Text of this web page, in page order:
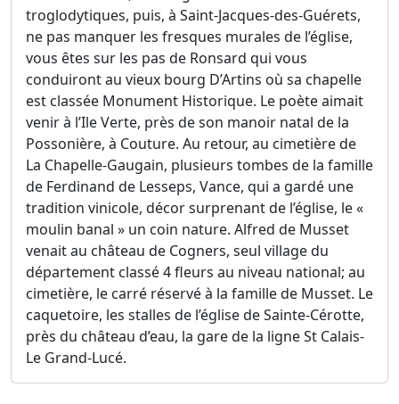
troglodytiques, puis, à Saint-Jacques-des-Guérets,
ne pas manquer les fresques murales de l’église,
vous êtes sur les pas de Ronsard qui vous
conduiront au vieux bourg D’Artins où sa chapelle
est classée Monument Historique. Le poète aimait
venir à l’Ile Verte, près de son manoir natal de la
Possonière, à Couture. Au retour, au cimetière de
La Chapelle-Gaugain, plusieurs tombes de la famille
de Ferdinand de Lesseps, Vance, qui a gardé une
tradition vinicole, décor surprenant de l’église, le «
moulin banal » un coin nature. Alfred de Musset
venait au château de Cogners, seul village du
département classé 4 fleurs au niveau national; au
cimetière, le carré réservé à la famille de Musset. Le
caquetoire, les stalles de l’église de Sainte-Cérotte,
près du château d’eau, la gare de la ligne St Calais-
Le Grand-Lucé.